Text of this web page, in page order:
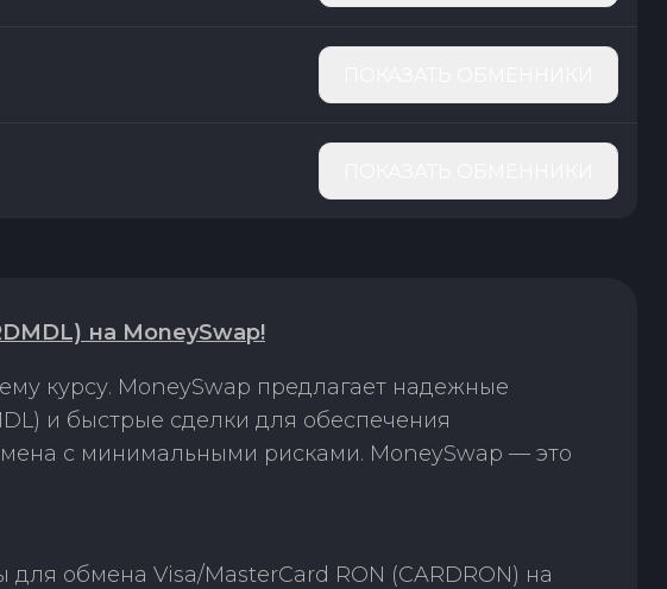
на MoneySwap!
курсу. MoneySwap предлагает надежные
и быстрые сделки для обеспечения
с минимальными рисками. MoneySwap — это
обмена Visa/MasterCard RON (CARDRON) на